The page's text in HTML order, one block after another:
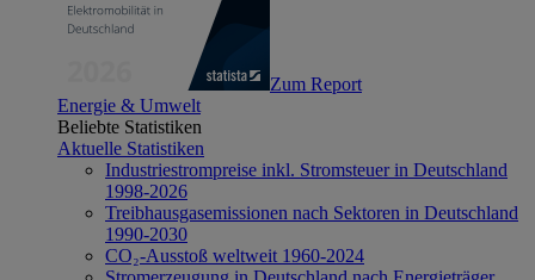
Zum Report
Energie & Umwelt
Beliebte Statistiken
Aktuelle Statistiken
Industriestrompreise inkl. Stromsteuer in Deutschland
1998-2026
Treibhausgasemissionen nach Sektoren in Deutschland
1990-2030
CO₂-Ausstoß weltweit 1960-2024